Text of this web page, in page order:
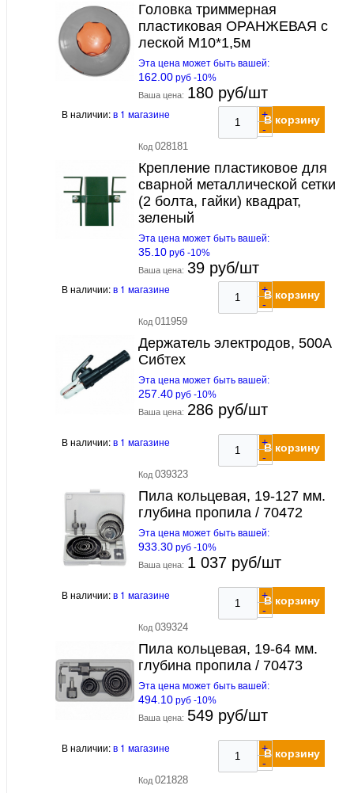
Головка триммерная
пластиковая ОРАНЖЕВАЯ с
леской М10*1,5м
Эта цена может быть вашей:
162.00 руб -10%
Ваша цена: 180 руб/шт
В наличии:в 1 магазине
+
-
В корзину
Код 028181
Крепление пластиковое для
сварной металлической сетки
(2 болта, гайки) квадрат,
зеленый
Эта цена может быть вашей:
35.10 руб -10%
Ваша цена: 39 руб/шт
В наличии:в 1 магазине
+
-
В корзину
Код 011959
Держатель электродов, 500А
Сибтех
Эта цена может быть вашей:
257.40 руб -10%
Ваша цена: 286 руб/шт
В наличии:в 1 магазине
+
-
В корзину
Код 039323
Пила кольцевая, 19-127 мм.
глубина пропила / 70472
Эта цена может быть вашей:
933.30 руб -10%
Ваша цена: 1 037 руб/шт
В наличии:в 1 магазине
+
-
В корзину
Код 039324
Пила кольцевая, 19-64 мм.
глубина пропила / 70473
Эта цена может быть вашей:
494.10 руб -10%
Ваша цена: 549 руб/шт
В наличии:в 1 магазине
+
-
В корзину
Код 021828